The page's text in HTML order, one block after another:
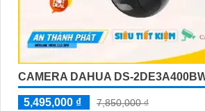
CAMERA DAHUA DS-
5,495,000 ₫
7,850,000 ₫